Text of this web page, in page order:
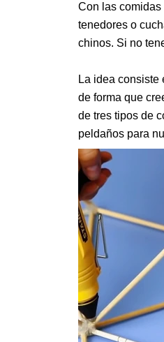
Con las
tenedores o
chinos. Si no
La idea
de forma que
de tres tipos de
peldaños para